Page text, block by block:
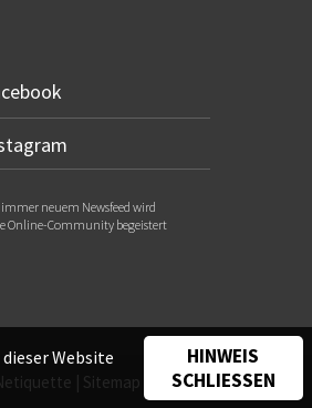
neuem Newsfeed wird
Online-Community begeistert
| Sitemap Kontakt
Website
HINWEIS
SCHLIESSEN